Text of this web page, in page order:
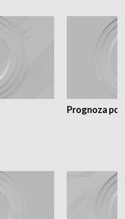
Prognoza